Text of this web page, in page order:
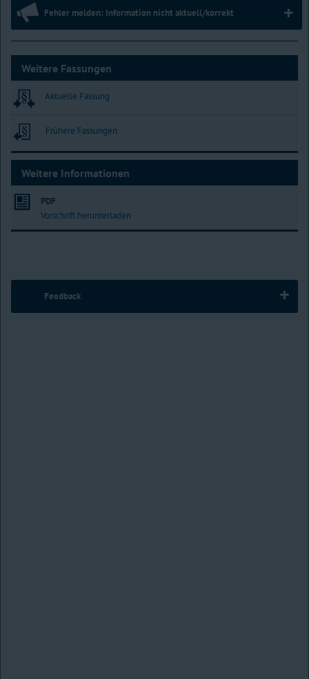
Fehler melden: Information nicht aktuell/korrekt
Weitere Fassungen
Aktuelle Fassung
Frühere Fassungen
Weitere Informationen
PDF
Vorschrift herunterladen
Feedback